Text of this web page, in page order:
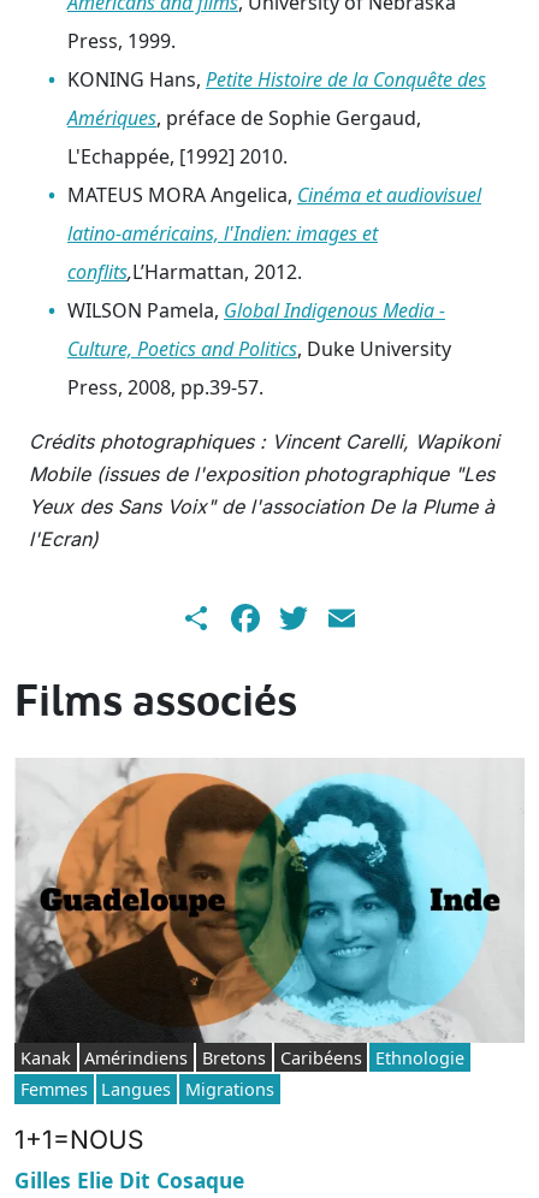
Press, 1999.
KONING Hans, Petite Histoire de la Conquête des
Amériques, préface de Sophie Gergaud,
L'Echappée, [1992] 2010.
MATEUS MORA Angelica, Cinéma et audiovisuel
latino-américains, l'Indien: images et
conflits,L’Harmattan, 2012.
WILSON Pamela, Global Indigenous Media -
Culture, Poetics and Politics, Duke University
Press, 2008, pp.39-57.
Crédits photographiques : Vincent Carelli, Wapikoni
Mobile (issues de l'exposition photographique "Les
Yeux des Sans Voix" de l'association De la Plume à
l'Ecran)
ShareFacebook
Twitter
Films associés
Kanak Amérindiens Bretons Caribéens
Ethnologie
Femmes
Langues Migrations
1+1=NOUS
Gilles Elie Dit Cosaque